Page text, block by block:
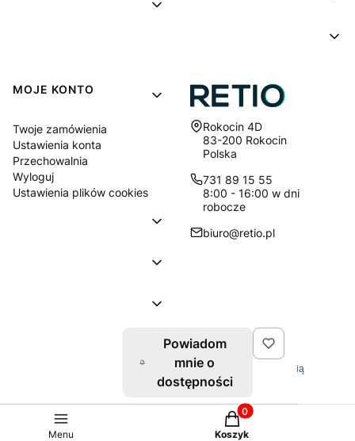
MOJE KONTO
Twoje zamówienia
Ustawienia konta
Przechowalnia
Wyloguj
Ustawienia plików cookies
Adres:
Rokocin 4D
83-200 Rokocin
Polska
731 89 15 55
8:00 - 16:00 w dni
robocze
biuro@retio.pl
© 2026 Retio.pl. Wszelkie prawa zastrzeżone.
Znaki towarowe i nazwy firmowe używane w serwisie są własnością
Shoper Premium
Powiadom
mnie o
dostępności
Menu
Produkty w koszyku:
Koszyk